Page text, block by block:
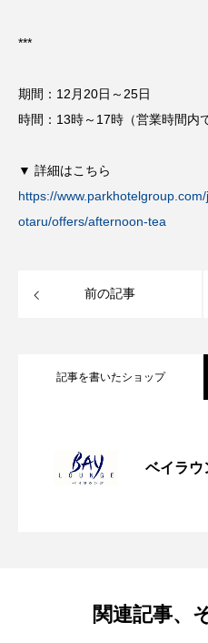
***
期間：12月20日～25日
時間：13時～17時（営業時間内
▼ 詳細はこちら
https://
otaru/offers/afternoon-tea
前の記事
記事を書いたショップ
ベイラウ
ベリークルー
2025.12.19 【期間限定】
関連記事、